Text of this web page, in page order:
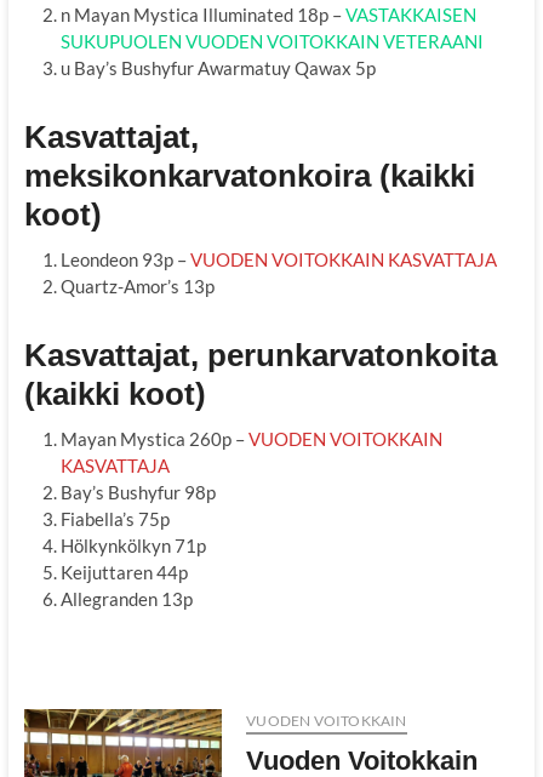
n Mayan Mystica Illuminated 18p –VASTAKKAISEN
SUKUPUOLEN VUODEN VOITOKKAIN VETERAANI
u Bay’s Bushyfur Awarmatuy Qawax 5p
Kasvattajat,
meksikonkarvatonkoira (kaikki
koot)
Leondeon 93p –VUODEN VOITOKKAIN KASVATTAJA
Quartz-Amor’s 13p
Kasvattajat, perunkarvatonkoita
(kaikki koot)
Mayan Mystica 260p –VUODEN VOITOKKAIN
KASVATTAJA
Bay’s Bushyfur 98p
Fiabella’s 75p
Hölkynkölkyn 71p
Keijuttaren 44p
Allegranden 13p
VUODEN VOITOKKAIN
Vuoden Voitokkain